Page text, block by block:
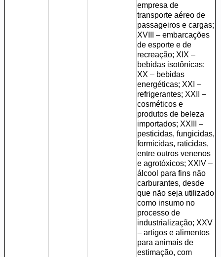
empresa de
transporte aéreo de
passageiros e cargas;
XVIII – embarcações
de esporte e de
recreação; XIX –
bebidas isotônicas;
XX – bebidas
energéticas; XXI –
refrigerantes; XXII –
cosméticos e
produtos de beleza
importados; XXIII –
pesticidas, fungicidas,
formicidas, raticidas,
entre outros venenos
e agrotóxicos; XXIV –
álcool para fins não
carburantes, desde
que não seja utilizado
como insumo no
processo de
industrialização; XXV
– artigos e alimentos
para animais de
estimação, com